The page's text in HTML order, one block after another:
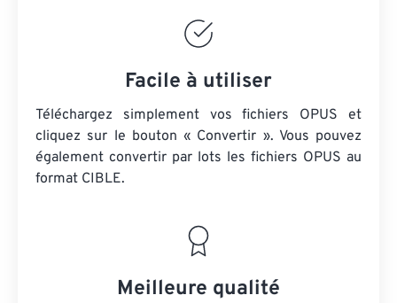
Facile à utiliser
Téléchargez simplement vos fichiers OPUS et
cliquez sur le bouton « Convertir ». Vous pouvez
également convertir par lots les fichiers OPUS au
format CIBLE.
Meilleure qualité